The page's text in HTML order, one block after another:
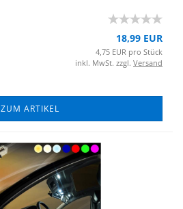
18,99 EUR
4,75 EUR pro Stück
inkl. MwSt. zzgl. Versand
ZUM ARTIKEL